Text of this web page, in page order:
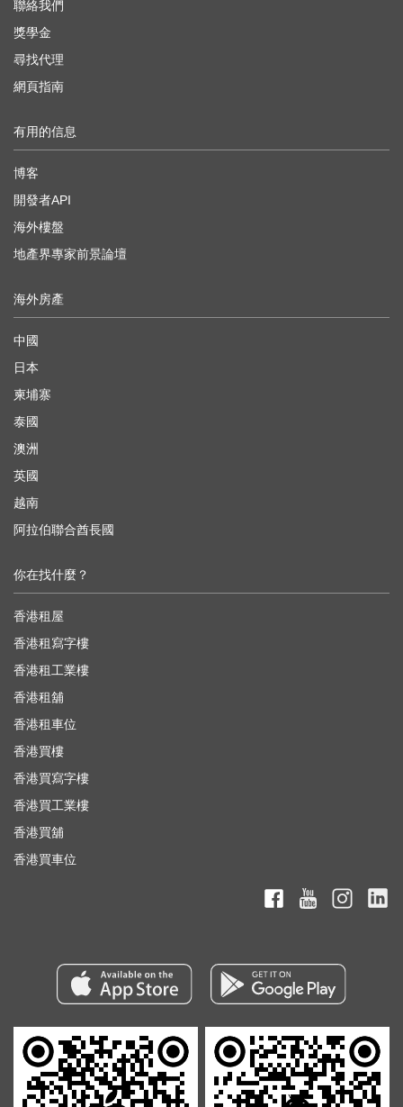
聯絡我們
獎學金
尋找代理
網頁指南
有用的信息
博客
開發者API
海外樓盤
地產界專家前景論壇
海外房產
中國
日本
柬埔寨
泰國
澳洲
英國
越南
阿拉伯聯合酋長國
你在找什麼？
香港租屋
香港租寫字樓
香港租工業樓
香港租舖
香港租車位
香港買樓
香港買寫字樓
香港買工業樓
香港買舖
香港買車位